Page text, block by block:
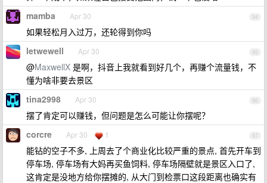
94
mamba Apr 30
如果轻松月入过万，还轮得到你吗
95
letwewell Apr 30
@MaxwellX 是啊，抖音上我就看到好几个，再赚个流量钱，不
懂为啥非要去景区
96
tina2998 Apr 30
摆了肯定可以赚钱，但问题是怎么可能让你摆呢？
97
corcre Apr 30 1
能钻的空子不多, 上周去了个商业化比较严重的景点, 首先开车到
停车场, 停车场有大妈再买鱼饲料, 停车场隔壁就是景区入口了,
这肯定是没地方给你摆摊的, 从大门到检票口这段距离也确实有